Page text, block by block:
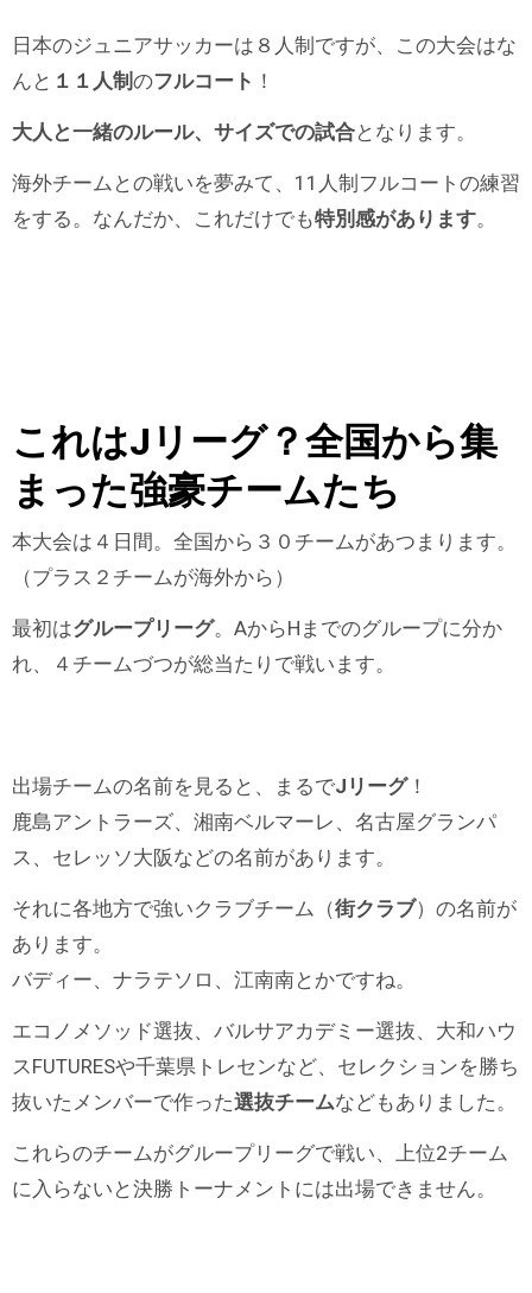
日本のジュニアサッカーは８人制ですが、この大会はな
んと １１人制 のフルコート ！
大人と一緒のルール、サイズでの試合となります。
海外チームとの戦いを夢みて、11人制フルコートの練習
をする。なんだか、これだけでも特別感があります。
これはJリーグ？全国から集
まった強豪チームたち
本大会は４日間。全国から３０チームがあつまります。
（プラス２チームが海外から）
最初はグループリーグ。AからHまでのグループに分か
れ、４チームづつが総当たりで戦います。
出場チームの名前を見ると、まるでJリーグ！
鹿島アントラーズ、湘南ベルマーレ、名古屋グランパ
ス、セレッソ大阪などの名前があります。
それに各地方で強いクラブチーム（街クラブ）の名前が
あります。
バディー、ナラテソロ、江南南とかですね。
エコノメソッド選抜、バルサアカデミー選抜、大和ハウ
スFUTURESや千葉県トレセンなど、セレクションを勝ち
抜いたメンバーで作った選抜チームなどもありました。
これらのチームがグループリーグで戦い、上位2チーム
に入らないと決勝トーナメントには出場できません。